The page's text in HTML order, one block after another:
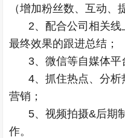
（增加粉丝数、互动、
2、配合公司相关
最终效果的跟进总结；
3、微信等自媒体平
4、抓住热点、分
营销；
5、视频拍摄&后期
作。